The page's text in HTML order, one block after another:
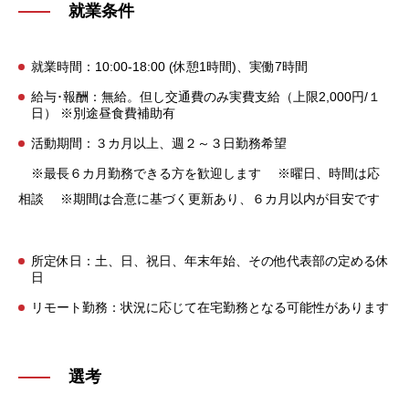
就業条件
就業時間：10:00-18:00 (休憩1時間)、実働7時間
給与･報酬：無給。但し交通費のみ実費支給（上限2,000円/１
日） ※別途昼食費補助有
活動期間：３カ月以上、週２～３日勤務希望
※最長６カ月勤務できる方を歓迎します ※曜日、時間は応
相談 ※期間は合意に基づく更新あり、６カ月以内が目安です
所定休日：土、日、祝日、年末年始、その他代表部の定める休
日
リモート勤務：状況に応じて在宅勤務となる可能性があります
選考